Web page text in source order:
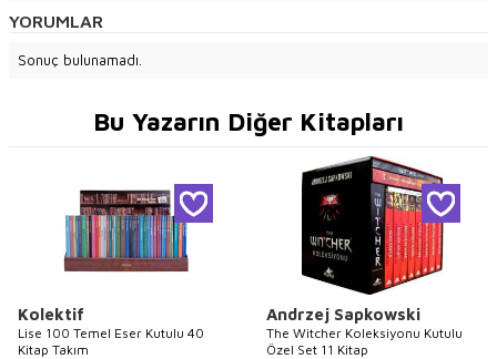
YORUMLAR
Sonuç bulunamadı.
Bu Yazarın Diğer Kitapları
Kolektif
Lise 100 Temel Eser Kutulu 40
Kitap Takım
Andrzej Sapkowski
The Witcher Koleksiyonu Kutulu
Özel Set 11 Kitap